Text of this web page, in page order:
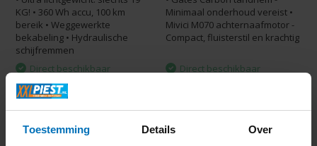
Toestemming Details Over
KG! • 360 Wh accu, 100 km
bereik • Weggewerkte
bekabeling • Hydraulische
schijfremmen
Direct beschikbaar
1.799,- 1.699,-
Minimaal onderhoud vereist •
Mivici M070 achternaafmotor -
Compact, fluisterstil en krachtig
Direct beschikbaar